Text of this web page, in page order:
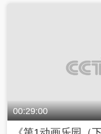
00:29:00